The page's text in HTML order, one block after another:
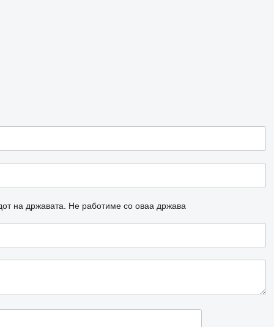
на државата. Не работиме со оваа држава